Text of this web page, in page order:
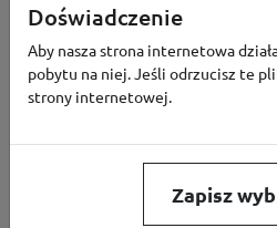
i kupony
Kody rabatowe
Doświadczenie
Aby nasza strona internetowa
pobytu na niej. Jeśli odrzucisz te
strony internetowej.
Zapisz